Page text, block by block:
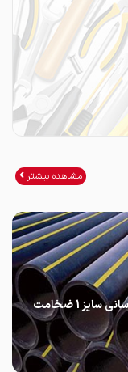
مشاهده بیشتر
لوله گاز رسانی سایز 1 ضخامت